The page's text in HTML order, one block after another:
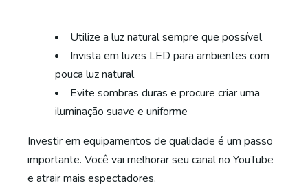
Utilize a luz natural sempre que possível
Invista em luzes LED para ambientes com
pouca luz natural
Evite sombras duras e procure criar uma
iluminação suave e uniforme
Investir em equipamentos de qualidade é um passo
importante. Você vai melhorar seu canal no YouTube
e atrair mais espectadores.